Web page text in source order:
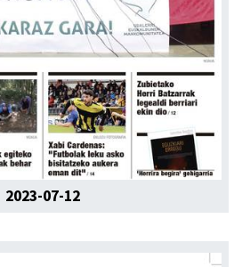
2023-07-12